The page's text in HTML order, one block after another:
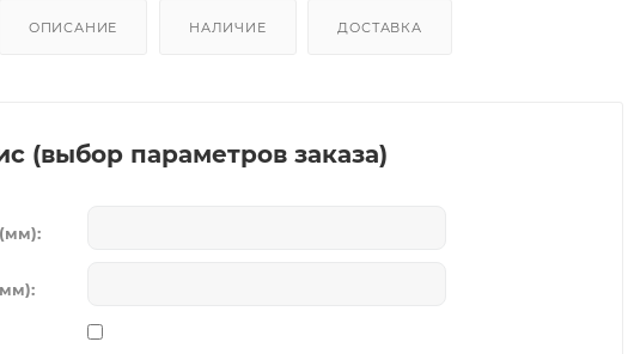
ОПИСАНИЕ НАЛИЧИЕ ДОСТАВКА
(выбор параметров заказа)